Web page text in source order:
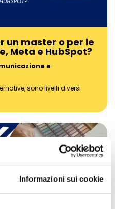
Informazioni sui cookie
un master o per le
Meta e HubSpot?
e
sono livelli diversi